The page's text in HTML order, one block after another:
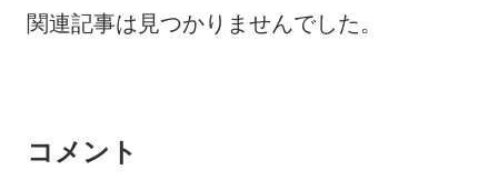
関連記事は見つかりませんでした。
コメント